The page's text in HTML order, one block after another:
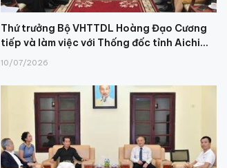
Thứ trưởng Bộ VHTTDL Hoàng Đạo Cương
tiếp và làm việc với Thống đốc tỉnh Aichi...
10/07/2026